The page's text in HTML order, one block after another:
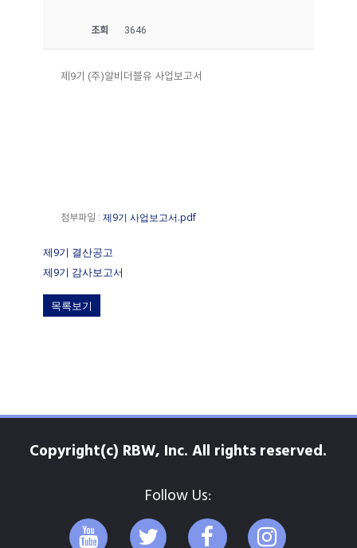
조회 3646
제9기 (주)알비더블유 사업보고서
첨부파일 : 제9기 사업보고서.pdf
제9기 결산공고
제9기 감사보고서
목록보기